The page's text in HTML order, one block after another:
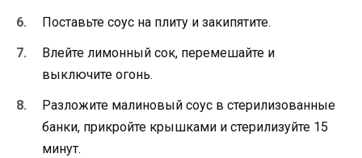
Поставьте соус на плиту и закипятите.
Влейте лимонный сок, перемешайте и
выключите огонь.
Разложите малиновый соус в стерилизованные
банки, прикройте крышками и стерилизуйте 15
минут.